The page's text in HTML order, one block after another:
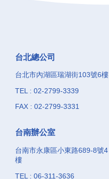
台北總公司
台北市內湖區瑞湖街103號6樓
TEL : 02-2799-3339
FAX : 02-2799-3331
台南辦公室
台南市永康區小東路689-8號4
樓
TEL : 06-311-3636